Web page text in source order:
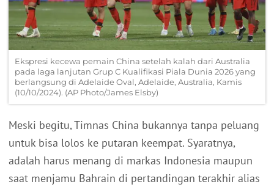
Ekspresi kecewa pemain China setelah kalah dari Australia
pada laga lanjutan Grup C Kualifikasi Piala Dunia 2026 yang
berlangsung di Adelaide Oval, Adelaide, Australia, Kamis
(10/10/2024). (AP Photo/James Elsby)
Meski begitu, Timnas China bukannya tanpa peluang
untuk bisa lolos ke putaran keempat. Syaratnya,
adalah harus menang di markas Indonesia maupun
saat menjamu Bahrain di pertandingan terakhir alias